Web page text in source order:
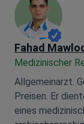
Fahad
Medizinischer
Allgemeinarzt.
Preisen. Er
eines